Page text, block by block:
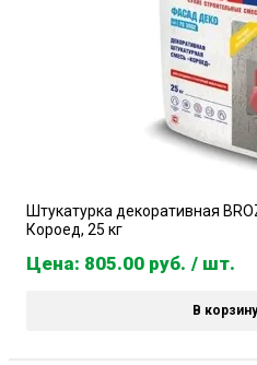
Штукатурка декоративная
Короед, 25 кг
Цена: 805.00 руб. / шт.
В корзину